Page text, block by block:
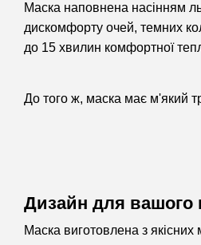
Маска наповнена насінням
дискомфорту очей, темних
до 15 хвилин комфортної
До того ж, маска має м'який
Дизайн для вашого
Маска виготовлена з якісних